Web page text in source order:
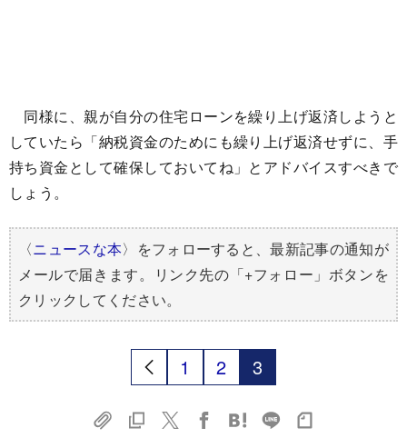
同様に、親が自分の住宅ローンを繰り上げ返済しようと
していたら「納税資金のためにも繰り上げ返済せずに、手
持ち資金として確保しておいてね」とアドバイスすべきで
しょう。
〈ニュースな本〉をフォローすると、最新記事の通知が
メールで届きます。リンク先の「+フォロー」ボタンを
クリックしてください。
1 2 3